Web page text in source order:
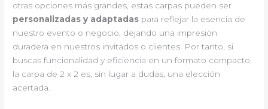
otras opciones más grandes, estas carpas pueden ser
personalizadas y adaptadas para reflejar la esencia de
nuestro evento o negocio, dejando una impresión
duradera en nuestros invitados o clientes. Por tanto, si
buscas funcionalidad y eficiencia en un formato compacto,
la carpa de 2 x 2 es, sin lugar a dudas, una elección
acertada.